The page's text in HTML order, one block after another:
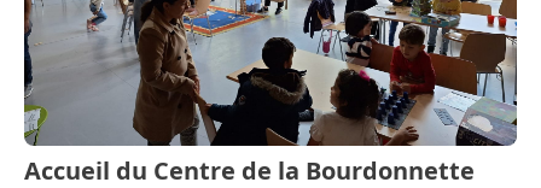
Accueil du Centre de la Bourdonnette